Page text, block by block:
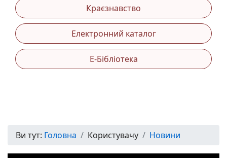
Краєзнавство
Електронний каталог
Е-Бібліотека
Ви тут: Головна Користувачу Новини